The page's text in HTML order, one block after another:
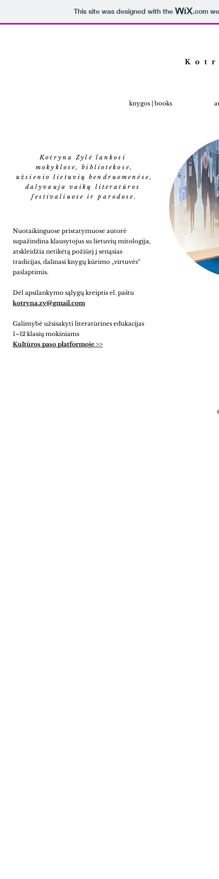
This site was designed with the .com
knygos | books
Kotryna Zylė lankosi
mokyklose, bibliotekose,
užsienio lietuvių bendruomenėse,
dalyvauja vaikų literatūros
festivaliuose ir parodose.
Nuotaikinguose pristatymuose autorė
supažindina klausytojus su lietuvių mitologija,
atskleidžia netikėtą požiūrį į senąsias
tradicijas, dalinasi knygų kūrimo „virtuvės“
paslaptimis.
Dėl apsilankymo sąlygų kreiptis el. paštu
kotryna.zy@gmail.com
Galimybė užsisakyti literatūrines edukacijas
1–12 klasių mokiniams
Kultūros paso platformoje >>